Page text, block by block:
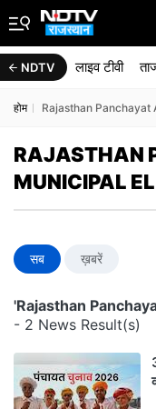
NDTV लाइव टीवी
होम Rajasthan
RAJASTHAN
MUNICIPAL
सब ख़बरें
'Rajasthan
- 2 News Result(s)